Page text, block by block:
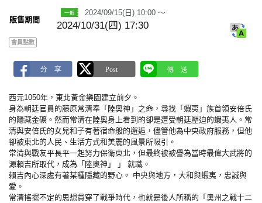
販售期間
2024/09/15(日) 10:00 ～
2024/10/31(四) 17:30
會員點數
西元1050年，東北黃金樂園建立前夕。
身為朝廷官員的藤原常清奉「陸奧神」之命，尋找「蝦夷」族首領安倍氏
的隱藏金礦。然而常清在陸奧身上看到的卻是遭受朝廷壓迫的蝦夷人。常
清與安倍氏的女兒和子有著宿命般的邂逅，儘管他為中央政府服務，但他
卻被東北的人民、生活方式和美麗的風景所吸引。
常清與戰友平長平一起努力保衛東北，但最終被被譽為當時最偉大武將的
源賴吉所取代，成為「陸奧神」 」 就職。
賴吉內心深處有著某種隱藏的野心。 中央與地方，大和與蝦夷，忠誠與
愛。
常清搖擺不定的思想貫穿了戰爭時代，也就是後人所稱的「奧州之戰十二